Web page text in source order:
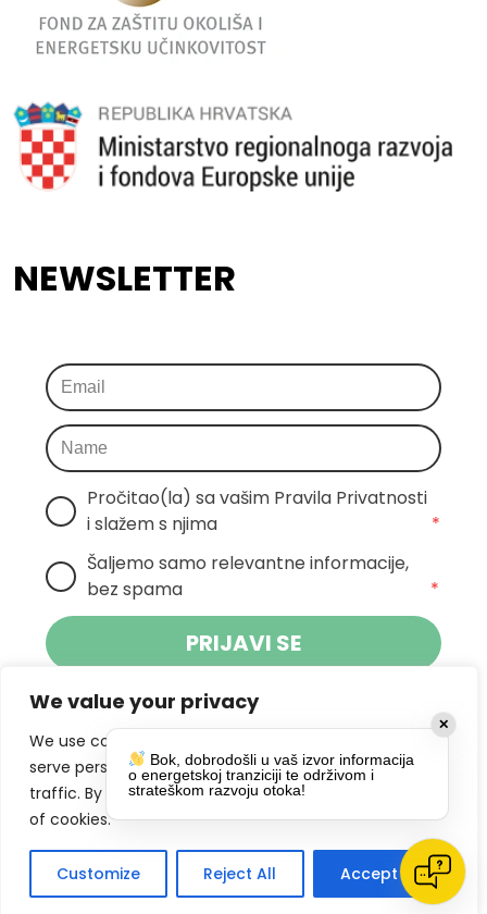
We value your privacy
We use cookies to enhance your browsing experience,
serve personalized ads or content, and analyze our
traffic. By clicking "Accept All", you consent to our use
of cookies.
Customize Reject All Accept All
NEWSLETTER
Pročitao(la) sa vašim Pravila Privatnosti
i slažem s njima
*
Šaljemo samo relevantne informacije,
bez spama
*
PRIJAVI SE
Klikom na gumb dajete suglasnost za
primanje novosti Pokreta Otoka te se
slažete spolitikom privatnosti.
DRUŠTVENE MREŽE
✕
Bok, dobrodošli u vaš izvor informacija
o energetskoj tranziciji te održivom i
strateškom razvoju otoka!